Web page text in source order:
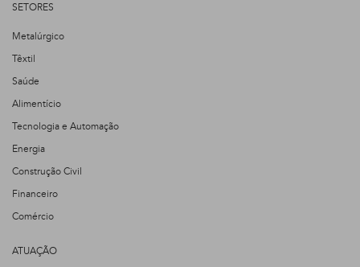
SETORES
Metalúrgico
Têxtil
Saúde
Alimentício
Tecnologia e Automação
Energia
Construção Civil
Financeiro
Comércio
ATUAÇÃO